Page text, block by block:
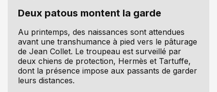
Deux patous montent la garde
Au printemps, des naissances sont attendues
avant une transhumance à pied vers le pâturage
de Jean Collet. Le troupeau est surveillé par
deux chiens de protection, Hermès et Tartuffe,
dont la présence impose aux passants de garder
leurs distances.